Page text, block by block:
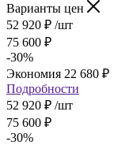
Варианты цен
52 920 ₽ /шт
75 600 ₽
-30%
Экономия 22 680 ₽
Подробности
52 920 ₽ /шт
75 600 ₽
-30%